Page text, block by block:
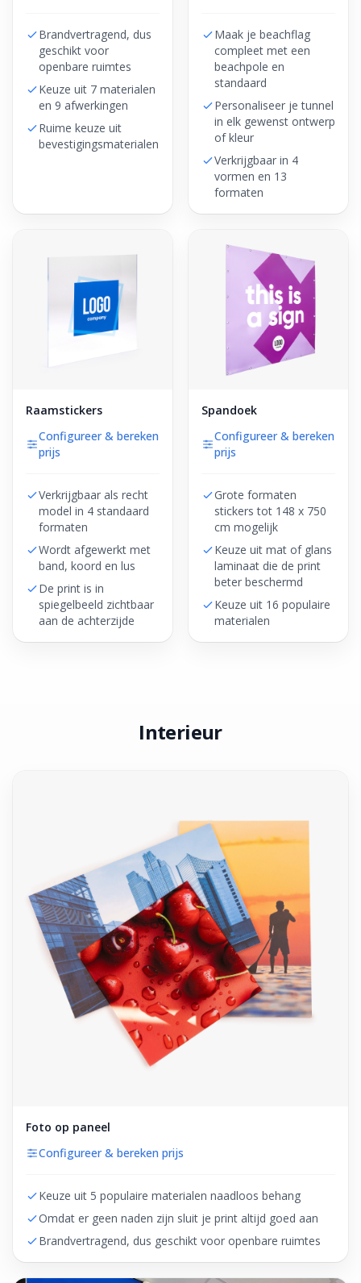
Brandvertragend, dus
geschikt voor
openbare ruimtes
Keuze uit 7 materialen
en 9 afwerkingen
Ruime keuze uit
bevestigingsmaterialen
Maak je beachflag
compleet met een
beachpole en
standaard
Personaliseer je tunnel
in elk gewenst ontwerp
of kleur
Verkrijgbaar in 4
vormen en 13
formaten
Raamstickers
Configureer & bereken
prijs
Verkrijgbaar als recht
model in 4 standaard
formaten
Wordt afgewerkt met
band, koord en lus
De print is in
spiegelbeeld zichtbaar
aan de achterzijde
Spandoek
Configureer & bereken
prijs
Grote formaten
stickers tot 148 x 750
cm mogelijk
Keuze uit mat of glans
laminaat die de print
beter beschermd
Keuze uit 16 populaire
materialen
Interieur
Foto op paneel
Configureer & bereken prijs
Keuze uit 5 populaire materialen naadloos behang
Omdat er geen naden zijn sluit je print altijd goed aan
Brandvertragend, dus geschikt voor openbare ruimtes